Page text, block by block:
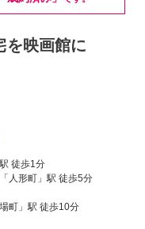
映画館に
徒歩1分
人形町」駅 徒歩5分
町」駅 徒歩10分